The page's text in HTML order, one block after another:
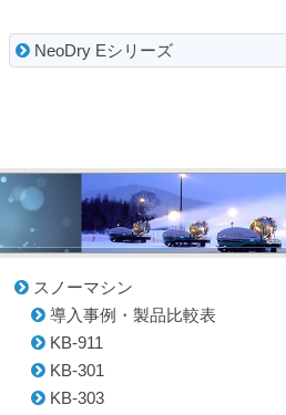
NeoDry Eシリーズ
スノーマシン
導入事例・製品比較表
KB-911
KB-301
KB-303